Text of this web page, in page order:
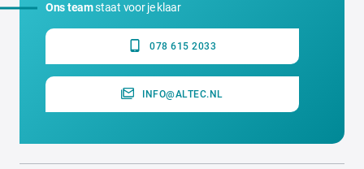
Ons teamstaat voor je klaar
078 615 2033
INFO@ALTEC.NL